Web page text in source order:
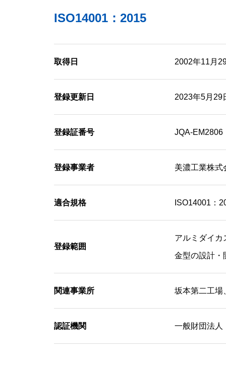
ISO14001：2015
取得日 2002年11月
登録更新日 2023年5月29
登録証番号 JQA-EM2806
登録事業者 美濃工業株
適合規格 ISO14001：
登録範囲
アルミダイカ
金型の設計・
関連事業所 坂本第二工場
認証機関 一般財団法